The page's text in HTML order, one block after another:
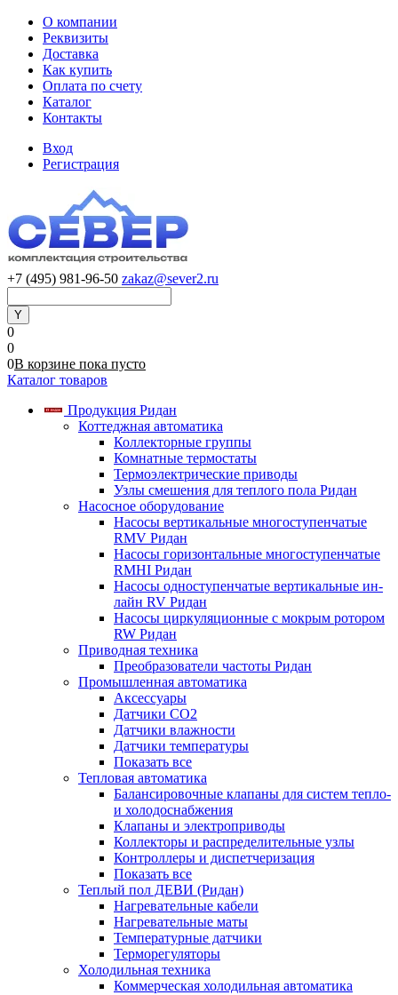
О компании
Реквизиты
Доставка
Как купить
Оплата по счету
Каталог
Контакты
Вход
Регистрация
+7 (495) 981-96-50 zakaz@sever2.ru
0
0
0В корзине пока пусто
Каталог товаров
Продукция Ридан
Коттеджная автоматика
Коллекторные группы
Комнатные термостаты
Термоэлектрические приводы
Узлы смешения для теплого пола Ридан
Насосное оборудование
Насосы вертикальные многоступенчатые
RMV Ридан
Насосы горизонтальные многоступенчатые
RMHI Ридан
Насосы одноступенчатые вертикальные ин-
лайн RV Ридан
Насосы циркуляционные с мокрым ротором
RW Ридан
Приводная техника
Преобразователи частоты Ридан
Промышленная автоматика
Аксессуары
Датчики CO2
Датчики влажности
Датчики температуры
Показать все
Тепловая автоматика
Балансировочные клапаны для систем тепло-
и холодоснабжения
Клапаны и электроприводы
Коллекторы и распределительные узлы
Контроллеры и диспетчеризация
Показать все
Теплый пол ДЕВИ (Ридан)
Нагревательные кабели
Нагревательные маты
Температурные датчики
Терморегуляторы
Холодильная техника
Коммерческая холодильная автоматика